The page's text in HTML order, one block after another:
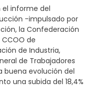
el informe del
-impulsado por
la Confederación
de
de Industria,
de Trabajadores
buena evolución del
una subida del 18,4%